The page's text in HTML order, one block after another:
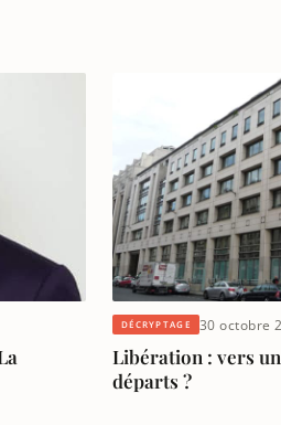
DÉCRYPTAGE 30 octobre
Libération : vers
départs ?